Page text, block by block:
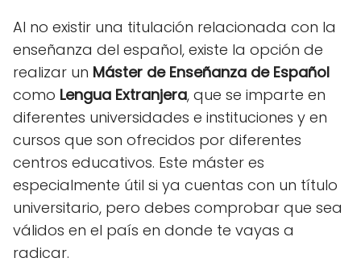
Al no existir una titulación relacionada con la
enseñanza del español, existe la opción de
realizar un Máster de Enseñanza de Español
como Lengua Extranjera, que se imparte en
diferentes universidades e instituciones y en
cursos que son ofrecidos por diferentes
centros educativos. Este máster es
especialmente útil si ya cuentas con un título
universitario, pero debes comprobar que sea
válidos en el país en donde te vayas a
radicar.